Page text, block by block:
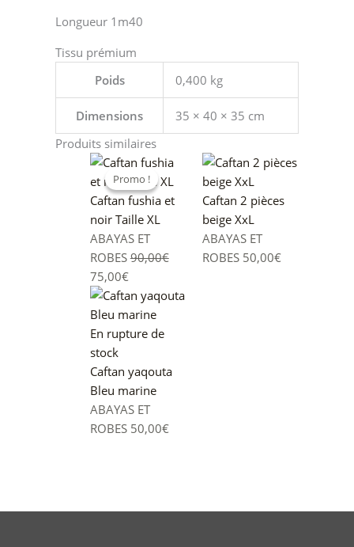
Longueur 1m40
Tissu prémium
Poids
0,400 kg
Dimensions
35 × 40 × 35 cm
Produits similaires
Promo !
Promo !
Caftan fushia et
noir Taille XL
ABAYAS ET
ROBES90,00€
Le
prix
initial
était :
90,00€.
75,00€
Le
prix
actuel
est :
75,00€.
Caftan 2 pièces
beige XxL
ABAYAS ET
ROBES 50,00€
En rupture de
stock
Caftan yaqouta
Bleu marine
ABAYAS ET
ROBES 50,00€